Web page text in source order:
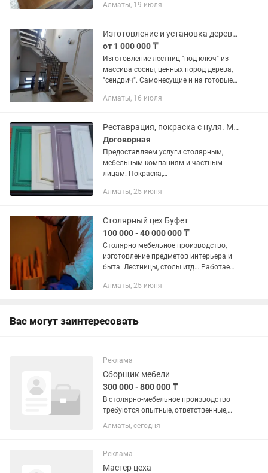
только с твердыми породами
10 лет.
Алматы, 19 июля
Изготовление и установка деревянных лестниц
от 1 000 000 ₸
Изготовление лестниц "под ключ" из
массива сосны, ценных пород дерева,
"сендвич". Самонесущие и на готовые
Подсветка ступеней. Ограждения из
Алматы, 16 июля
Реставрация, покраска с нуля. Мебель, фасады, двери, беседки.
Договорная
Предоставляем услуги столярным,
мебельным компаниям и частным
лицам. Покраска,
комоды, шкафы, кухонные — спальные-
дверей, лестницы, МДФ,...
Алматы, 25 июня
Столярный цех Буфет
100 000 - 40 000 000 ₸
Столярно мебельное производство,
изготовление предметов интерьера и
быта. Лестницы, столы итд… Работаем
Дуб Ясень Лиственница Изготовление
Алматы, 25 июня
Вас могут заинтересовать
Реклама
Сборщик мебели
300 000 - 800 000 ₸
В столярно-мебельное производство
требуются опытные, ответственные,
аккуратные с личным инструментом,
желательно на личном автомобиле
работать с крашенными...
Алматы, сегодня
Реклама
Мастер цеха